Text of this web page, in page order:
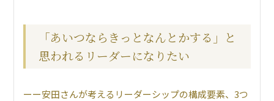
「あいつならきっとなんとかする」と
思われるリーダーになりたい
安田さんが考えるリーダーシップの構成要素、3つ